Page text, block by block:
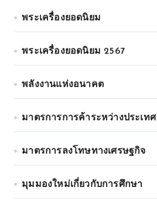
พระเครื่องยอดนิยม
พระเครื่องยอดนิยม 2567
พลังงานแห่งอนาคต
มาตรการการค้าระหว่างประเทศ
มาตรการลงโทษทางเศรษฐกิจ
มุมมองใหม่เกี่ยวกับการศึกษา